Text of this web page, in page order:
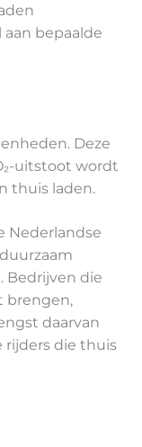
bepaalde
Deze
uitstoot wordt
thuis laden.
Nederlandse
Bedrijven die
brengen,
daarvan
die thuis